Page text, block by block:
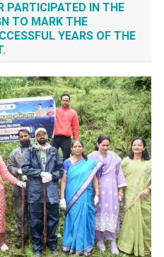
PARTICIPATED IN THE
TO MARK THE
YEARS OF THE